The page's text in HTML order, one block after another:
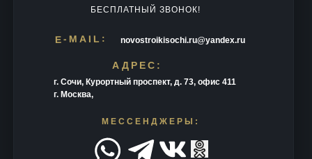
БЕСПЛАТНЫЙ ЗВОНОК!
МЕССЕНДЖЕРЫ:
АДРЕС:
г. Сочи, Курортный проспект, д. 73, офис 411
г. Москва,
novostroikisochi.ru@yandex.ru
E-MAIL: